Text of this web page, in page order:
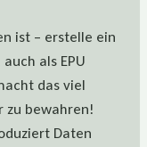
ist – erstelle ein
als EPU
das viel
zu bewahren!
Daten